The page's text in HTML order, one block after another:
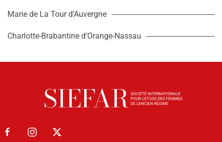
Marie de La Tour d’Auvergne
Charlotte-Brabantine d’Orange-Nassau